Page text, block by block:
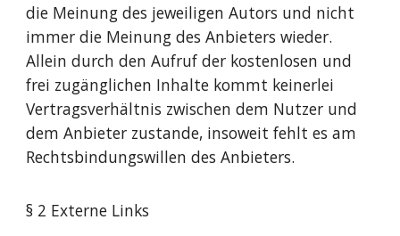
die Meinung des jeweiligen Autors und nicht
immer die Meinung des Anbieters wieder.
Allein durch den Aufruf der kostenlosen und
frei zugänglichen Inhalte kommt keinerlei
Vertragsverhältnis zwischen dem Nutzer und
dem Anbieter zustande, insoweit fehlt es am
Rechtsbindungswillen des Anbieters.
§ 2 Externe Links